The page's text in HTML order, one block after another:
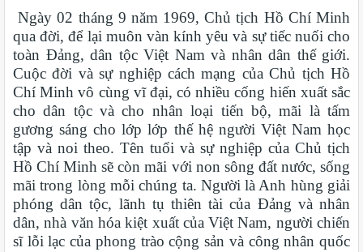
Ngày 02 tháng 9 năm 1969, Chủ tịch Hồ Chí Minh
qua đời, để lại muôn vàn kính yêu và sự tiếc nuối cho
toàn Đảng, dân tộc Việt Nam và nhân dân thế giới.
Cuộc đời và sự nghiệp cách mạng của Chủ tịch Hồ
Chí Minh vô cùng vĩ đại, có nhiều cống hiến xuất sắc
cho dân tộc và cho nhân loại tiến bộ, mãi là tấm
gương sáng cho lớp lớp thế hệ người Việt Nam học
tập và noi theo. Tên tuổi và sự nghiệp của Chủ tịch
Hồ Chí Minh sẽ còn mãi với non sông đất nước, sống
mãi trong lòng mỗi chúng ta. Người là Anh hùng giải
phóng dân tộc, lãnh tụ thiên tài của Đảng và nhân
dân, nhà văn hóa kiệt xuất của Việt Nam, người chiến
sĩ lỗi lạc của phong trào cộng sản và công nhân quốc